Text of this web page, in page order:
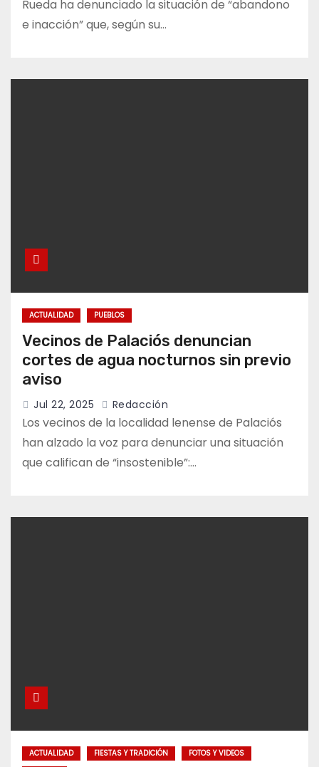
Rueda ha denunciado la situación de “abandono
e inacción” que, según su…
ACTUALIDAD PUEBLOS
Vecinos de Palaciós denuncian
cortes de agua nocturnos sin previo
aviso
Jul 22, 2025 Redacción
Los vecinos de la localidad lenense de Palaciós
han alzado la voz para denunciar una situación
que califican de “insostenible”:…
ACTUALIDAD FIESTAS Y TRADICIÓN
FOTOS Y VIDEOS